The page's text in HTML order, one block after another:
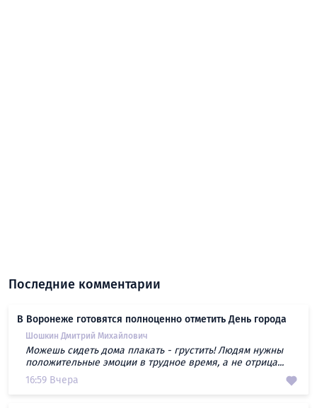
Последние комментарии
В Воронеже готовятся полноценно отметить День города
Шошкин Дмитрий Михайлович
Можешь сидеть дома плакать - грустить! Людям нужны
положительные эмоции в трудное время, а не отрица...
16:59 Вчера